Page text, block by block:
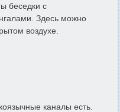
беседки с
Здесь можно
воздухе.
каналы есть.